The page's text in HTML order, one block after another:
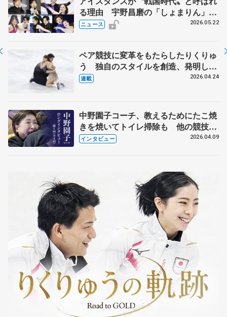
る理由 宇野昌磨の「しょまりん」ら
実力者が相次いで参戦 国内の競争激
ニュース 2026.05.22
ペア競技に変革をもたらしたりくりゅ
う 独自のスタイルを創造、発明した
【引退発表後②】
連載 2026.04.24
中野園子コーチ、教えるためにたこ焼
きを焼いてトイレ掃除も 他の競技に
も通用するという坂本花織の筋肉
インタビュー 2026.04.09